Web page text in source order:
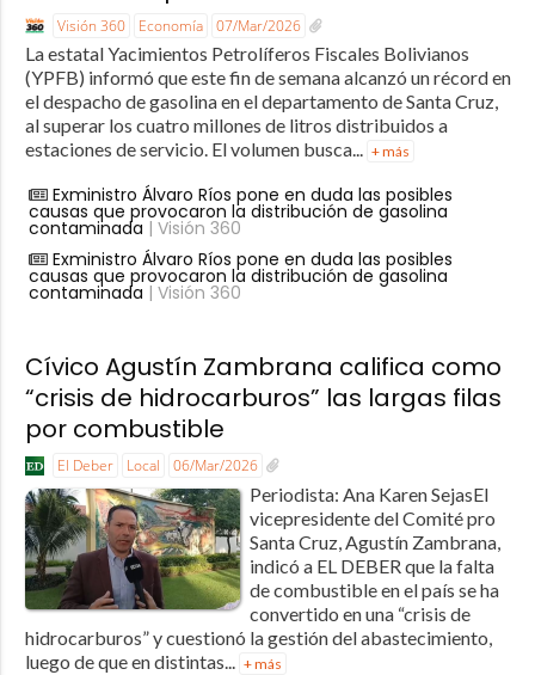
Visión 360 Economía 07/Mar/2026
La estatal Yacimientos Petrolíferos Fiscales Bolivianos
(YPFB) informó que este fin de semana alcanzó un récord en
el despacho de gasolina en el departamento de Santa Cruz,
al superar los cuatro millones de litros distribuidos a
estaciones de servicio. El volumen busca... + más
Exministro Álvaro Ríos pone en duda las posibles
causas que provocaron la distribución de gasolina
contaminada | Visión 360
Exministro Álvaro Ríos pone en duda las posibles
causas que provocaron la distribución de gasolina
contaminada | Visión 360
Cívico Agustín Zambrana califica como
“crisis de hidrocarburos” las largas filas
por combustible
El Deber Local 06/Mar/2026
Periodista: Ana Karen SejasEl
vicepresidente del Comité pro
Santa Cruz, Agustín Zambrana,
indicó a EL DEBER que la falta
de combustible en el país se ha
convertido en una “crisis de
hidrocarburos” y cuestionó la gestión del abastecimiento,
luego de que en distintas... + más